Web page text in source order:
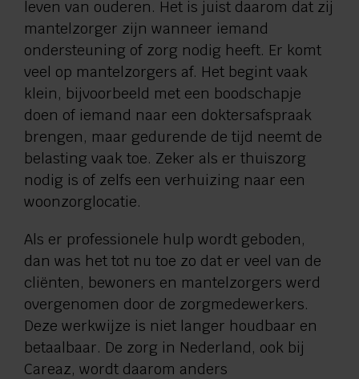
leven van ouderen. Het is juist daarom dat zij
mantelzorger zijn wanneer iemand
ondersteuning of zorg nodig heeft. Er komt
veel op mantelzorgers af. Het begint vaak
klein, bijvoorbeeld met een boodschapje
doen of iemand naar een doktersafspraak
brengen, maar gedurende de tijd neemt de
belasting vaak toe. Zeker als er thuiszorg
nodig is of zelfs een verhuizing naar een
woonzorglocatie.
Als er professionele hulp wordt geboden,
dan was het tot nu toe zo dat er veel van de
cliënten, bewoners en mantelzorgers werd
overgenomen door de zorgmedewerkers.
Deze werkwijze is niet langer houdbaar en
betaalbaar. De zorg in Nederland, ook bij
Careaz, wordt daarom anders